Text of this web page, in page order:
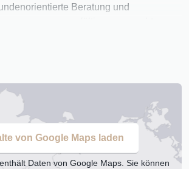
Beratung und
und internationaler Schuhmarken.
von Google Maps laden
Daten von Google Maps. Sie können